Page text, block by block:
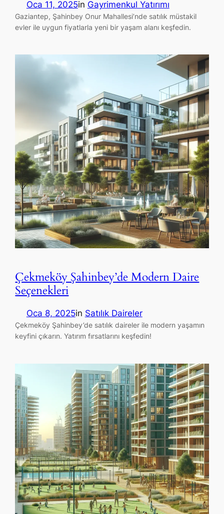
Oca 11, 2025in Gayrimenkul Yatırımı
Gaziantep, Şahinbey Onur Mahallesi’nde satılık müstakil
evler ile uygun fiyatlarla yeni bir yaşam alanı keşfedin.
Çekmeköy Şahinbey’de Modern Daire
Seçenekleri
Oca 8, 2025in Satılık Daireler
Çekmeköy Şahinbey’de satılık daireler ile modern yaşamın
keyfini çıkarın. Yatırım fırsatlarını keşfedin!